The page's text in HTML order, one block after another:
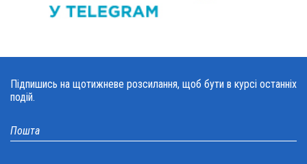
Підпишись на щотижневе розсилання, щоб бути в курсі останніх
подій.